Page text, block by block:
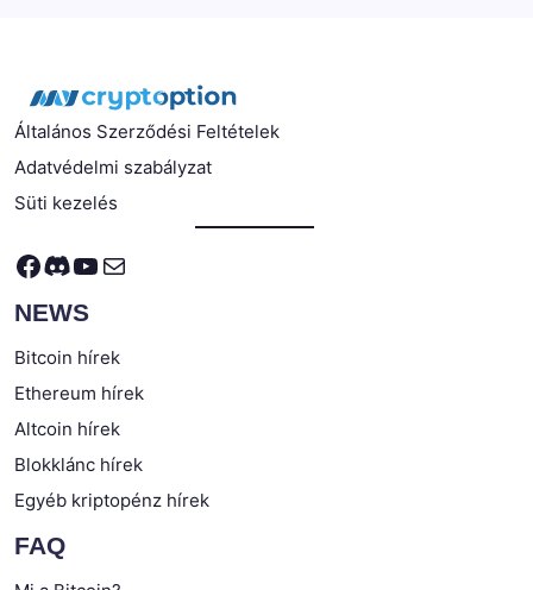
Általános Szerződési Feltételek
Adatvédelmi szabályzat
Süti kezelés
Facebook
Discord
YouTube
Mail
NEWS
Bitcoin hírek
Ethereum hírek
Altcoin hírek
Blokklánc hírek
Egyéb kriptopénz hírek
FAQ